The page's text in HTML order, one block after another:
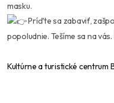
masku.
Príďte sa zabaviť,
popoludnie. Tešíme sa na vás.
Kultúrne a turistické centrum